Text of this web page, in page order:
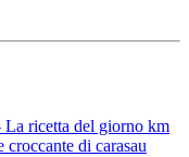
ricetta del giorno km
di carasau